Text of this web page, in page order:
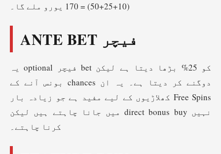
(10+25+50) = 170 یورو ملے گا۔
ANTE BET فیچر
یہ optional فیچر bet کو 25% بڑھا دیتا ہے لیکن
بونس آنے کے chances دوگنے کر دیتا ہے۔ یہ ان
کھلاڑیوں کے لیے مفید ہے جو زیادہ بار Free Spins
میں جانا چاہتے ہیں لیکن direct bonus buy نہیں
کرنا چاہتے۔